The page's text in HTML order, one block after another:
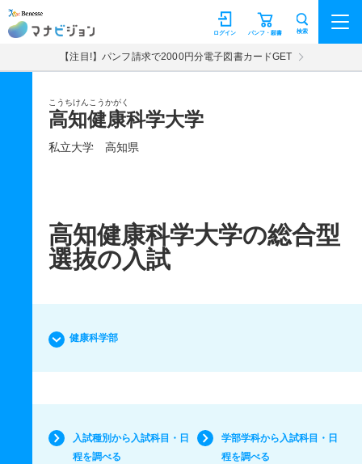
マナビジョン パンフ・願書
ログイン 検索
【注目!】パンフ請求で2000円分電子図書カードGET
こうちけんこうかがく
高知健康科学大学
私立大学 高知県
高知健康科学大学の総合型
選抜の入試
健康科学部
入試種別から入試科目・日
程を調べる
学部学科から入試科目・日
程を調べる